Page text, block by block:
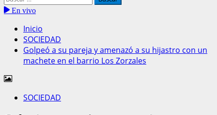
En vivo
Inicio
SOCIEDAD
Golpeó a su pareja y amenazó a su hijastro con un
machete en el barrio Los Zorzales
SOCIEDAD